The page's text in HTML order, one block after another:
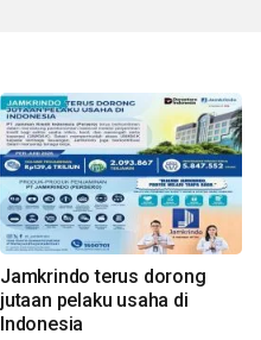
Jamkrindo terus dorong
jutaan pelaku usaha di
Indonesia